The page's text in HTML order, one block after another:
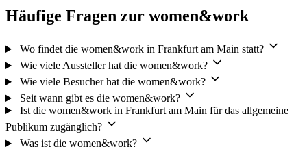
Häufige Fragen zur women&work
Wo findet die women&work in Frankfurt am Main statt?
Wie viele Aussteller hat die women&work?
Wie viele Besucher hat die women&work?
Seit wann gibt es die women&work?
Ist die women&work in Frankfurt am Main für das allgemeine
Publikum zugänglich?
Was ist die women&work?